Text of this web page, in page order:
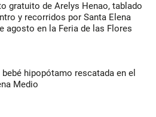
gratuito de Arelys Henao, tablado
y recorridos por Santa Elena
agosto en la Feria de las Flores
hipopótamo rescatada en el
Medio